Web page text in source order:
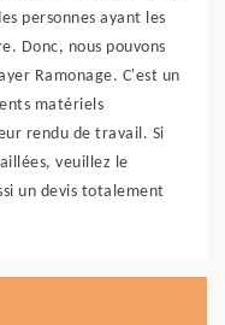
personnes ayant les
Donc, nous pouvons
Ramonage. C'est un
matériels
rendu de travail. Si
veuillez le
un devis totalement